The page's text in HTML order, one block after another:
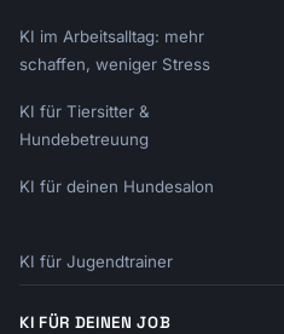
KI im Arbeitsalltag: mehr
schaffen, weniger Stress
KI für Tiersitter &
Hundebetreuung
KI für deinen Hundesalon
KI für Jugendtrainer
KI FÜR DEINEN JOB